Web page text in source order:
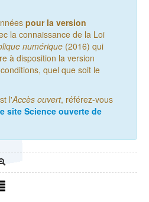
pour la version
la connaissance de la Loi
numérique (2016) qui
à disposition la version
quel que soit le
l'Accès ouvert, référez-vous
site Science ouverte de